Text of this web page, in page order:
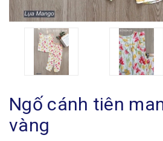
Ngố cánh tiên
vàng